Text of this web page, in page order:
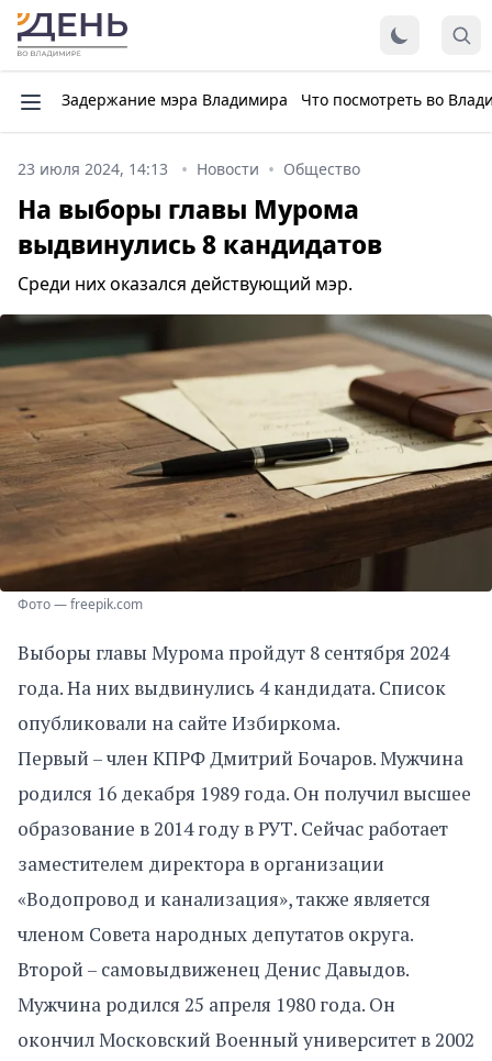
Задержание мэра Владимира Что посмотреть во
23 июля 2024, 14:13 Новости Общество
На выборы главы Мурома
выдвинулись 8 кандидатов
Среди них оказался действующий мэр.
Фото — freepik.com
Выборы главы Мурома пройдут 8 сентября 2024
года. На них выдвинулись 4 кандидата. Список
опубликовали на сайте Избиркома.
Первый – член КПРФ Дмитрий Бочаров. Мужчина
родился 16 декабря 1989 года. Он получил высшее
образование в 2014 году в РУТ. Сейчас работает
заместителем директора в организации
«Водопровод и канализация», также является
членом Совета народных депутатов округа.
Второй – самовыдвиженец Денис Давыдов.
Мужчина родился 25 апреля 1980 года. Он
окончил Московский Военный университет в 2002